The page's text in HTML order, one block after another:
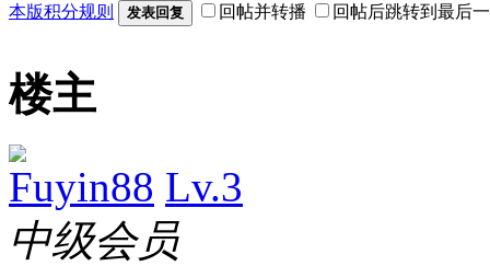
本版积分规则 发表回复 回帖并转播 回帖后跳转到最后
楼主
Fuyin88 Lv.3
中级会员